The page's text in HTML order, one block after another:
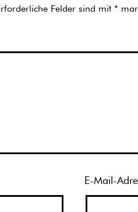
Felder sind mit *
E-Mail-